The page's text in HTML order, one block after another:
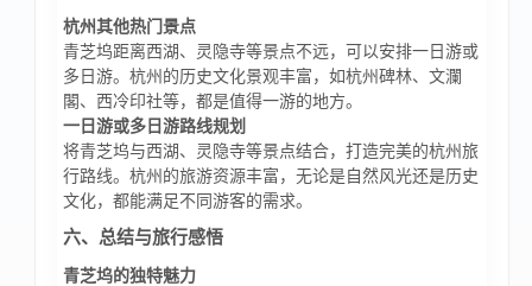
杭州其他热门景点
青芝坞距离西湖、灵隐寺等景点不远，可以安排一日游或
多日游。杭州的历史文化景观丰富，如杭州碑林、文瀾
閣、西冷印社等，都是值得一游的地方。
一日游或多日游路线规划
将青芝坞与西湖、灵隐寺等景点结合，打造完美的杭州旅
行路线。杭州的旅游资源丰富，无论是自然风光还是历史
文化，都能满足不同游客的需求。
六、总结与旅行感悟
青芝坞的独特魅力